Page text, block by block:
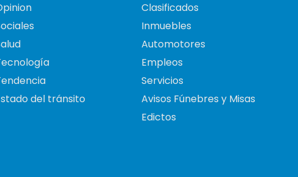
del tránsito
Clasificados
Inmuebles
Automotores
Empleos
Servicios
Avisos Fúnebres y Misas
Edictos